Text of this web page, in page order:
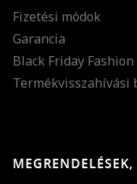
Fizetési módok
Garancia
Black Friday Fashion
Termékvisszahívási